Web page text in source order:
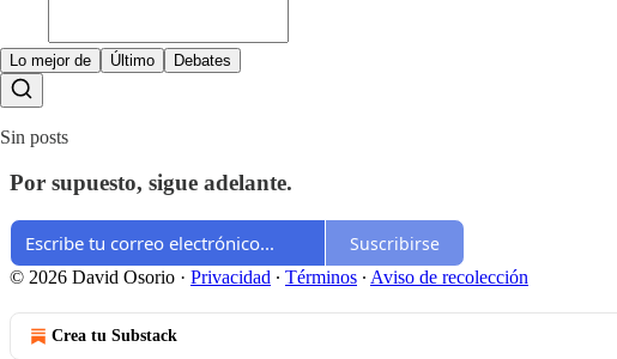
Lo mejor de Último Debates
Sin posts
Por supuesto, sigue adelante.
Suscribirse
© 2026 David Osorio · Privacidad ∙ Términos ∙ Aviso de recolección
Crea tu Substack